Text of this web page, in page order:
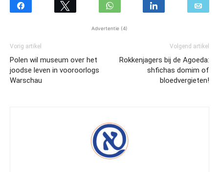
Advertentie (4)
Vorig artikel
Polen wil museum over het
joodse leven in vooroorlogs
Warschau
Volgend artikel
Rokkenjagers bij de Agoeda:
shfichas domim of
bloedvergieten!